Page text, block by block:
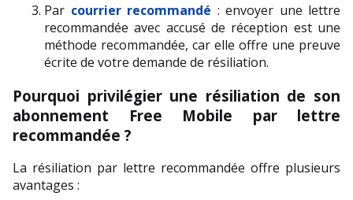
Par courrier recommandé : envoyer une lettre
recommandée avec accusé de réception est une
méthode recommandée, car elle offre une preuve
écrite de votre demande de résiliation.
Pourquoi privilégier une résiliation de son
abonnement Free Mobile par lettre
recommandée ?
La résiliation par lettre recommandée offre plusieurs
avantages :